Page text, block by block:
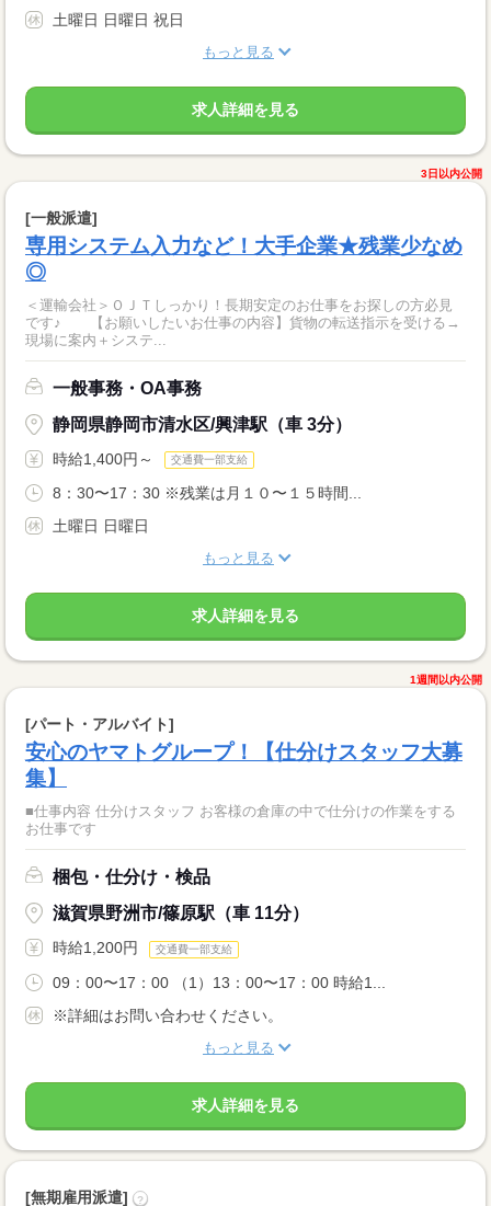
土曜日 日曜日 祝日
もっと見る
求人詳細を見る
3日以内公開
[一般派遣]
専用システム入力など！大手企業★残業少なめ
◎
＜運輸会社＞ＯＪＴしっかり！長期安定のお仕事をお探しの方必見
です♪ 【お願いしたいお仕事の内容】貨物の転送指示を受ける→
現場に案内＋システ...
一般事務・OA事務
静岡県静岡市清水区/興津駅（車 3分）
時給1,400円～ 交通費一部支給
8：30〜17：30 ※残業は月１０〜１５時間...
土曜日 日曜日
もっと見る
求人詳細を見る
1週間以内公開
[パート・アルバイト]
安心のヤマトグループ！【仕分けスタッフ大募
集】
■仕事内容 仕分けスタッフ お客様の倉庫の中で仕分けの作業をする
お仕事です
梱包・仕分け・検品
滋賀県野洲市/篠原駅（車 11分）
時給1,200円 交通費一部支給
09：00〜17：00 （1）13：00〜17：00 時給1...
※詳細はお問い合わせください。
もっと見る
求人詳細を見る
[無期雇用派遣] ?